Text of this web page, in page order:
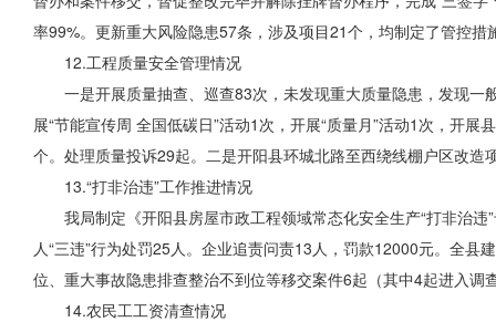
率99%。更新重大风险隐患57条，涉及项目21个，均制定了管控
12.工程质量安全管理情况
一是开展质量抽查、巡查83次，未发现重大质量隐患，发现
展“节能宣传周 全国低碳日”活动1次，开展“质量月”活动1次，开
个。处理质量投诉29起。二是开阳县环城北路至西绕线棚户区改
13.“打非治违”工作推进情况
我局制定《开阳县房屋市政工程领域常态化安全生产“打非治
人“三违”行为处罚25人。企业追责问责13人，罚款12000元。全县
位、重大事故隐患排查整治不到位等移交案件6起（其中4起进入调
14.农民工工资清查情况